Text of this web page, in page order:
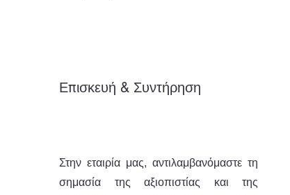
Επισκευή & Συντήρηση
Στην εταιρία μας, αντιλαμβανόμαστε τη
σημασία της αξιοπιστίας και της